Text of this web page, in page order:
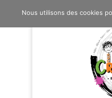
0603176412 -
Nous utilisons des cookies